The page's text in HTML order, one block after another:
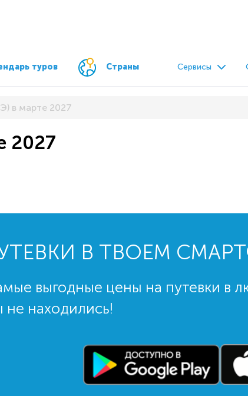
туров Страны Сервисы
в марте 2027
2027
В ТВОЕМ
выгодные цены на путевки в
не находились!